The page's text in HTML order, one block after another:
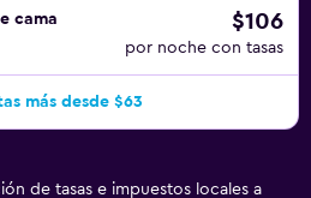
cama
$106
por noche con tasas
más desde $63
de tasas e impuestos locales a